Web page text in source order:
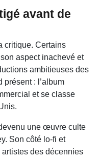
avant de
critique. Certains
aspect inachevé et
ambitieuses des
présent : l’album
et se classe
une œuvre culte
Son côté lo-fi et
des décennies